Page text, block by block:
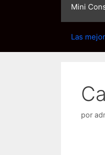
Mini
Las
por